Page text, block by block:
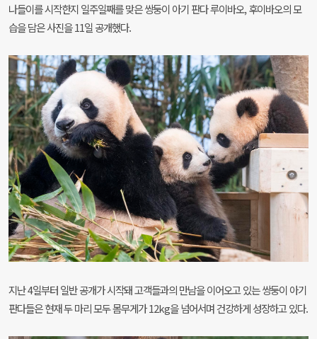
나들이를 시작한지 일주일째를 맞은 쌍둥이 아기 판다 루이바오,후이바오의 모
습을 담은 사진을11일 공개했다.
지난4일부터 일반 공개가 시작돼 고객들과의 만남을 이어오고 있는 쌍둥이 아기
판다들은 현재 두 마리 모두 몸무게가12kg을 넘어서며 건강하게 성장하고 있다.